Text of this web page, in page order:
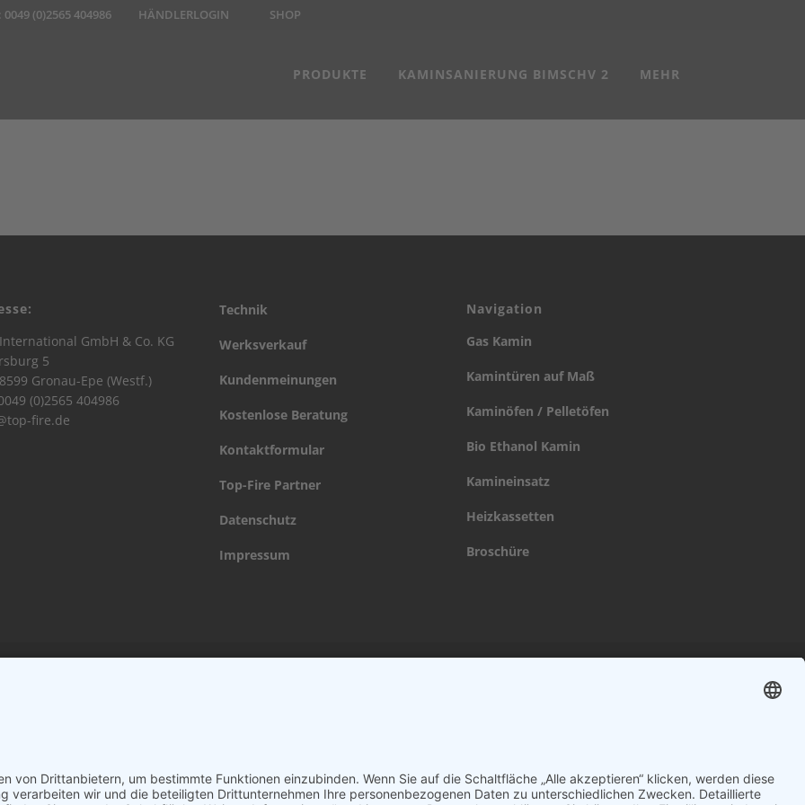
0049 (0)2565 404986 HÄNDLERLOGIN SHOP
PRODUKTE KAMINSANIERUNG BIMSCHV 2 MEHR
GmbH & Co. KG
5
Gronau-Epe (Westf.)
(0)2565 404986
fire.de
Technik
Werksverkauf
Kundenmeinungen
Kostenlose Beratung
Kontaktformular
Top-Fire Partner
Datenschutz
Impressum
Navigation
Gas Kamin
Kamintüren auf Maß
Kaminöfen / Pelletöfen
Bio Ethanol Kamin
Kamineinsatz
Heizkassetten
Broschüre